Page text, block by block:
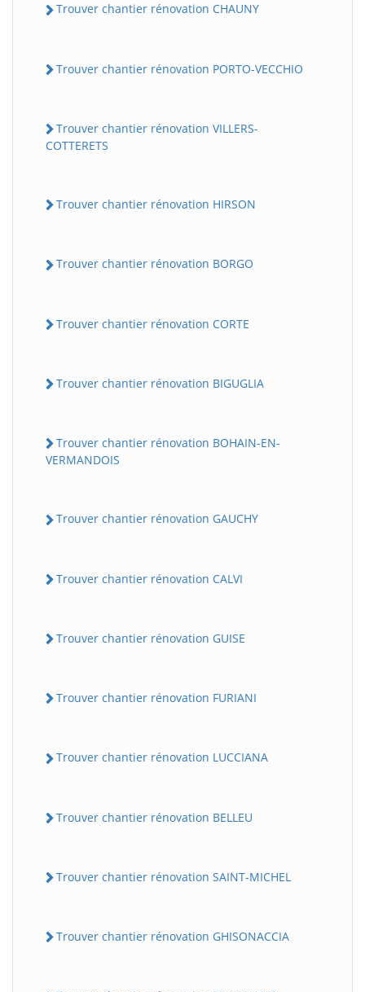
Trouver chantier rénovation CHAUNY
Trouver chantier rénovation PORTO-VECCHIO
Trouver chantier rénovation VILLERS-
COTTERETS
Trouver chantier rénovation HIRSON
Trouver chantier rénovation BORGO
Trouver chantier rénovation CORTE
Trouver chantier rénovation BIGUGLIA
Trouver chantier rénovation BOHAIN-EN-
VERMANDOIS
Trouver chantier rénovation GAUCHY
Trouver chantier rénovation CALVI
Trouver chantier rénovation GUISE
Trouver chantier rénovation FURIANI
Trouver chantier rénovation LUCCIANA
Trouver chantier rénovation BELLEU
Trouver chantier rénovation SAINT-MICHEL
Trouver chantier rénovation GHISONACCIA